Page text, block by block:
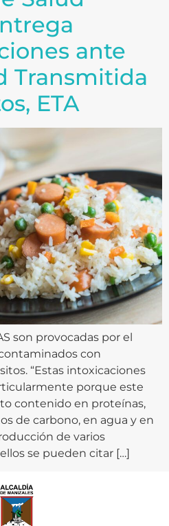
ante
Transmitida
ETA
son provocadas por el
con
“Estas intoxicaciones
porque este
contenido en proteínas,
de carbono, en agua y en
de varios
se pueden citar […]